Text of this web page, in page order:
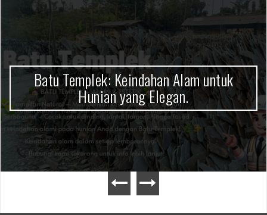
Batu Templek: Keindahan Alam untuk Hunian yang Elegan.
Batu Templek: Keindahan Alam untuk
Hunian yang Elegan.